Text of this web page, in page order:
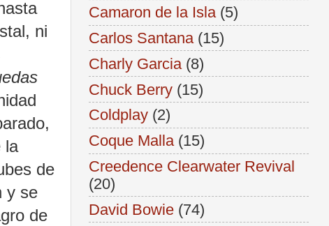
ni
la
de
y se
de
Camaron de la Isla (5)
Carlos Santana (15)
Charly Garcia (8)
Chuck Berry (15)
Coldplay (2)
Coque Malla (15)
Creedence Clearwater Revival
(20)
David Bowie (74)